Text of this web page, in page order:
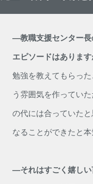
―教職支援センター長
エピソードはあります
勉強を教えてもらっ
う雰囲気を作ってい
の代には合っていた
なることができたと
―それはすごく嬉しい